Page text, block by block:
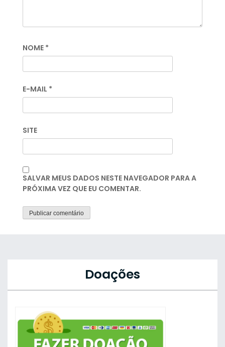
NOME *
E-MAIL *
SITE
SALVAR MEUS DADOS NESTE NAVEGADOR PARA A
PRÓXIMA VEZ QUE EU COMENTAR.
Doações